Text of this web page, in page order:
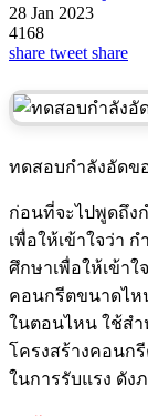
28 Jan 2023
4168
share tweet share
ทดสอบกําลังอัดข
ก่อนที่จะไปพูดถึง
เพื่อให้เข้าใจว่า
ศึกษาเพื่อให้เข้า
คอนกรีตขนาดไ
ในตอนไหน ใช้สำ
โครงสร้างคอนก
ในการรับแรง ดัง